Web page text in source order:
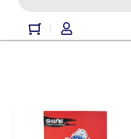
دفتر مشق فانتزی شفیعی کد 105